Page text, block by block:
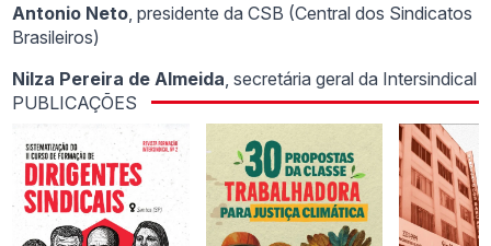
Antonio Neto , presidente da CSB (Central dos Sindicatos
Brasileiros)
Nilza Pereira de Almeida , secretária geral da Intersindical
PUBLICAÇÕES